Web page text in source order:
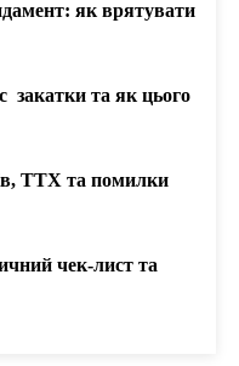
як врятувати
закатки та як цього
ТТХ та помилки
чек-лист та